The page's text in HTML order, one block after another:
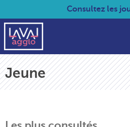
Consultez les
Jeune